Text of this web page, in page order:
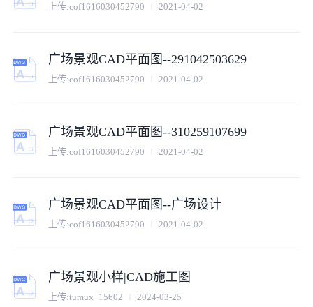
上传:cof1616030452790 2021-04-02
广场景观CAD平面图--291042503629
上传:cof1616030452790 2021-04-02
广场景观CAD平面图--310259107699
上传:cof1616030452790 2021-04-02
广场景观CAD平面图--广场设计
上传:cof1616030452790 2021-04-02
广场景观小样|CAD施工图
上传:tumux_15602 2024-03-25